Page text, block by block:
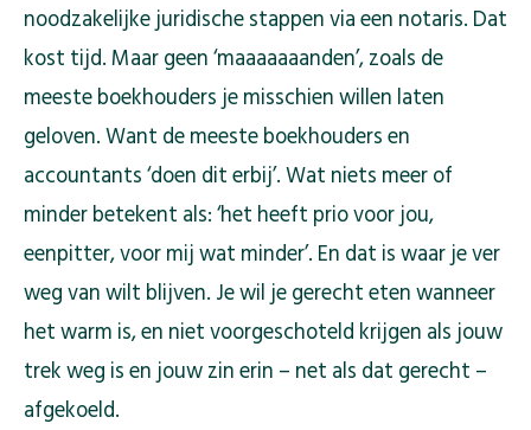
noodzakelijke juridische stappen via een notaris. Dat
kost tijd. Maar geen ‘maaaaaaanden’, zoals de
meeste boekhouders je misschien willen laten
geloven. Want de meeste boekhouders en
accountants ‘doen dit erbij’. Wat niets meer of
minder betekent als: ‘het heeft prio voor jou,
eenpitter, voor mij wat minder’. En dat is waar je ver
weg van wilt blijven. Je wil je gerecht eten wanneer
het warm is, en niet voorgeschoteld krijgen als jouw
trek weg is en jouw zin erin – net als dat gerecht –
afgekoeld.